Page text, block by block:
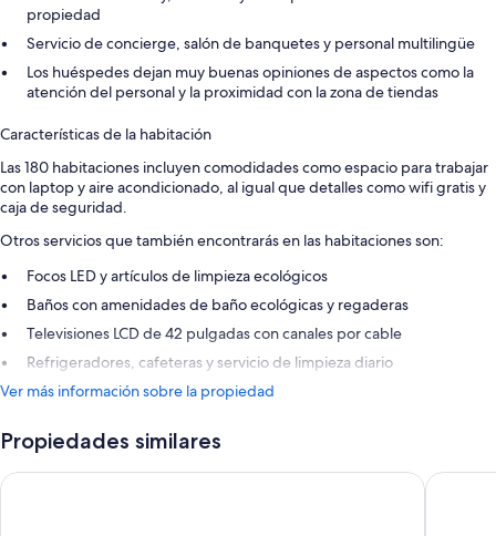
propiedad
Servicio de concierge, salón de banquetes y personal multilingüe
Los huéspedes dejan muy buenas opiniones de aspectos como la
atención del personal y la proximidad con la zona de tiendas
Características de la habitación
Las 180 habitaciones incluyen comodidades como espacio para trabajar
con laptop y aire acondicionado, al igual que detalles como wifi gratis y
caja de seguridad.
Otros servicios que también encontrarás en las habitaciones son:
Focos LED y artículos de limpieza ecológicos
Baños con amenidades de baño ecológicas y regaderas
Televisiones LCD de 42 pulgadas con canales por cable
Refrigeradores, cafeteras y servicio de limpieza diario
Ver más información sobre la propiedad
Propiedades similares
LOTTE CITY HOTEL MYEONGDONG HOTEL